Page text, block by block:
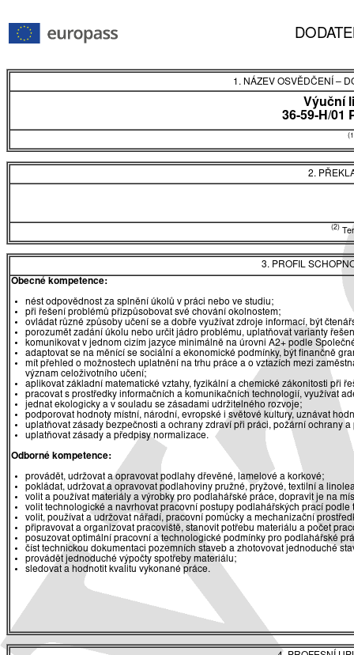
1. NÁZEV OSVĚDČENÍ –
Výuční
36-59-H/01
2.
(2)
3. PROFIL
Obecné kompetence:
nést odpovědnost za splnění úkolů v práci nebo ve studiu;
při řešení problémů přizpůsobovat své chování okolnostem;
ovládat různé způsoby učení se a dobře využívat zdroje informací, být
porozumět zadání úkolu nebo určit jádro problému, uplatňovat varianty
komunikovat v jednom cizím jazyce minimálně na úrovni A2+ podle
adaptovat se na měnící se sociální a ekonomické podmínky, být finančně
mít přehled o možnostech uplatnění na trhu práce a o vztazích mezi
význam celoživotního učení;
aplikovat základní matematické vztahy, fyzikální a chemické zákonitosti při
pracovat s prostředky informačních a komunikačních technologií, využívat
jednat ekologicky a v souladu se zásadami udržitelného rozvoje;
podporovat hodnoty místní, národní, evropské i světové kultury, uznávat
uplatňovat zásady bezpečnosti a ochrany zdraví při práci, požární ochrany
uplatňovat zásady a předpisy normalizace.
Odborné kompetence:
provádět, udržovat a opravovat podlahy dřevěné, lamelové a korkové;
pokládat, udržovat a opravovat podlahoviny pružné, pryžové, textilní a
volit a používat materiály a výrobky pro podlahářské práce, dopravit je na
volit technologické a navrhovat pracovní postupy podlahářských prací podle
volit, používat a udržovat nářadí, pracovní pomůcky a mechanizační
připravovat a organizovat pracoviště, stanovit potřebu materiálu a počet
posuzovat optimální pracovní a technologické podmínky pro podlahářské
číst technickou dokumentaci pozemních staveb a zhotovovat jednoduché
provádět jednoduché výpočty spotřeby materiálu;
sledovat a hodnotit kvalitu vykonané práce.